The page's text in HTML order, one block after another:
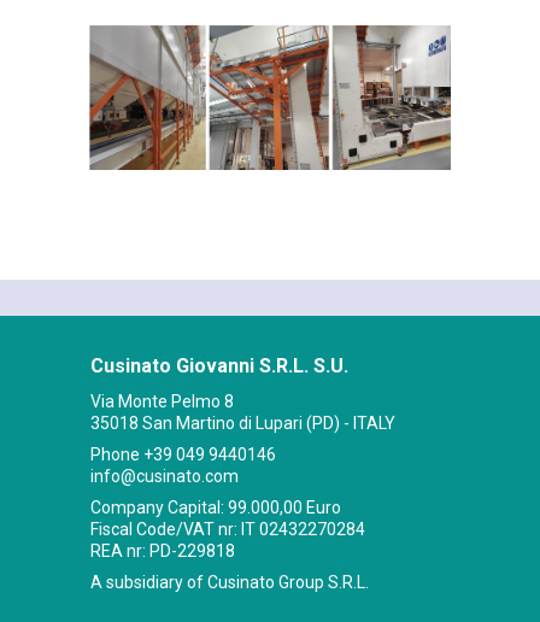
Cusinato Giovanni S.R.L. S.U.
Via Monte Pelmo 8
35018 San Martino di Lupari (PD) - ITALY
Phone +39 049 9440146
info@cusinato.com
Company Capital: 99.000,00 Euro
Fiscal Code/VAT nr: IT 02432270284
REA nr: PD-229818
A subsidiary of Cusinato Group S.R.L.